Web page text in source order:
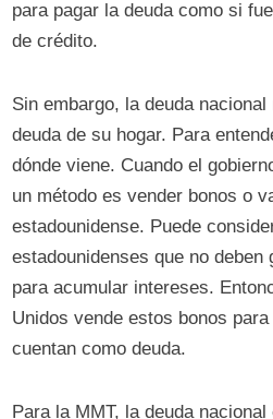
para pagar la deuda como si
de crédito.
Sin embargo, la deuda
deuda de su hogar. Para
dónde viene. Cuando el
un método es vender bonos o
estadounidense. Puede
estadounidenses que no
para acumular intereses.
Unidos vende estos bonos
cuentan como deuda.
Para la MMT, la deuda